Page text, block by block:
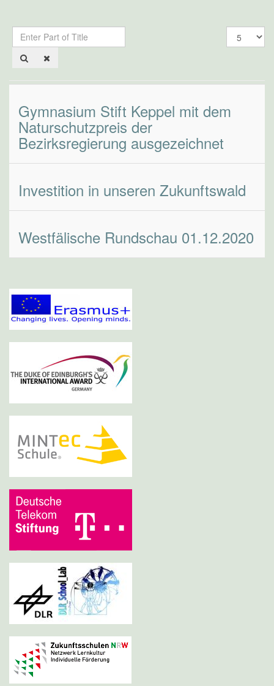
Enter
Part
of
Display
#
Gymnasium Stift Keppel mit dem
Naturschutzpreis der
Bezirksregierung ausgezeichnet
Investition in unseren Zukunftswald
Westfälische Rundschau 01.12.2020